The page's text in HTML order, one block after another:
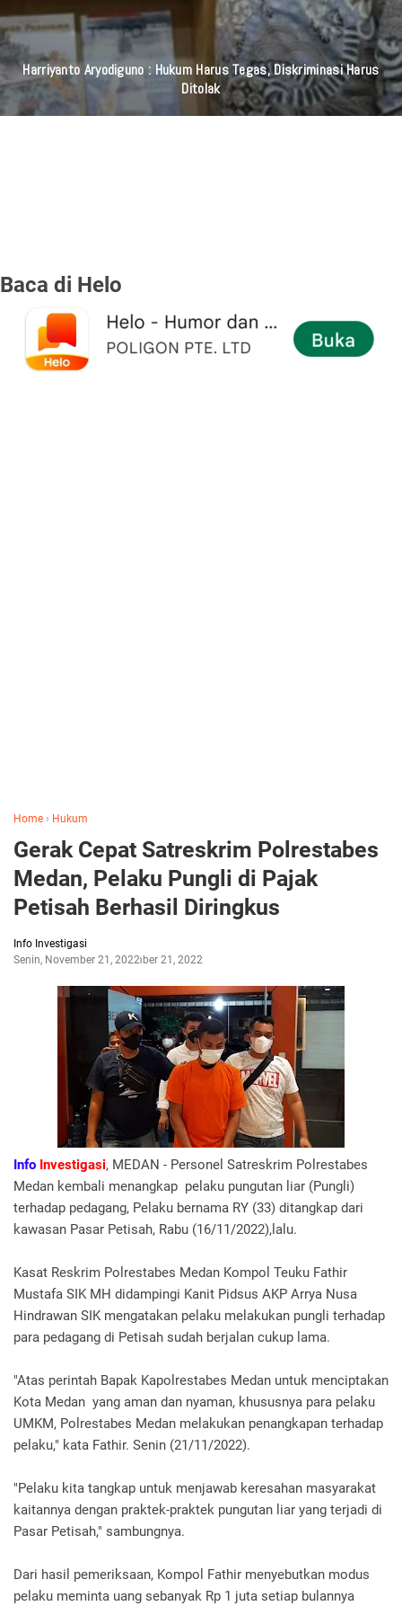
Harriyanto Aryodiguno : Hukum Harus Tegas, Diskriminasi Harus
Ditolak
Baca di Helo
Home › Hukum
Gerak Cepat Satreskrim Polrestabes
Medan, Pelaku Pungli di Pajak
Petisah Berhasil Diringkus
Info Investigasi
Senin, November 21, 2022November 21, 2022
Info Investigasi, MEDAN - Personel Satreskrim Polrestabes
Medan kembali menangkap pelaku pungutan liar (Pungli)
terhadap pedagang, Pelaku bernama RY (33) ditangkap dari
kawasan Pasar Petisah, Rabu (16/11/2022),lalu.
Kasat Reskrim Polrestabes Medan Kompol Teuku Fathir
Mustafa SIK MH didampingi Kanit Pidsus AKP Arrya Nusa
Hindrawan SIK mengatakan pelaku melakukan pungli terhadap
para pedagang di Petisah sudah berjalan cukup lama.
"Atas perintah Bapak Kapolrestabes Medan untuk menciptakan
Kota Medan yang aman dan nyaman, khususnya para pelaku
UMKM, Polrestabes Medan melakukan penangkapan terhadap
pelaku," kata Fathir. Senin (21/11/2022).
"Pelaku kita tangkap untuk menjawab keresahan masyarakat
kaitannya dengan praktek-praktek pungutan liar yang terjadi di
Pasar Petisah," sambungnya.
Dari hasil pemeriksaan, Kompol Fathir menyebutkan modus
pelaku meminta uang sebanyak Rp 1 juta setiap bulannya